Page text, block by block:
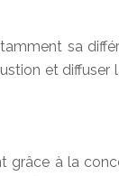
sa
et diffuser
grâce à la